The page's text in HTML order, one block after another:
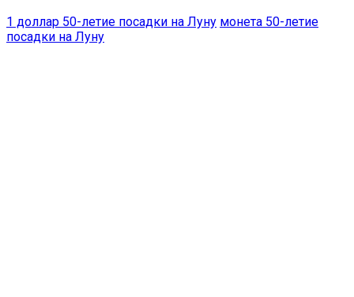
1 доллар 50-летие посадки на Луну монета 50-летие
посадки на Луну